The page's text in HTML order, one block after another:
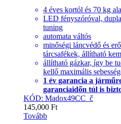
4 éves kortól és 70 kg
LED fényszóróval,
tuning
automata váltós
minőségi láncvédő és
tárcsafékek, állítható
állítható gázkar, így be
kellő maximális
1 év garancia a
garanciaidőn túl is
KÓD: Madox49CC_č
145,000 Ft
Tovább